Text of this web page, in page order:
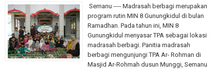
Semanu ---- Madrasah berbagi merupakan
program rutin MIN 8 Gunungkidul di bulan
Ramadhan. Pada tahun ini, MIN 8
Gunungkidul menyasar TPA sebagai lokasi
madrasah berbagi. Panitia madrasah
berbagi mengunjungi TPA Ar- Rohman di
Masjid Ar-Rohmah dusun Munggi, Semanu